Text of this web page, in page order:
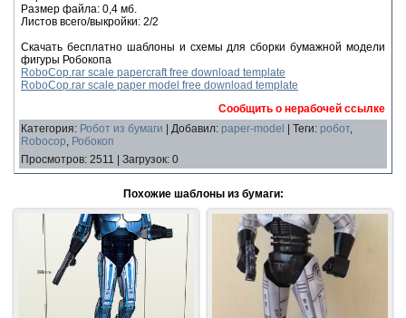
Размер файла: 0,4 мб.
Листов всего/выкройки: 2/2
Скачать бесплатно шаблоны и схемы для сборки бумажной модели
фигуры Робокопа
RoboCop.rar scale papercraft free download template
RoboCop.rar scale paper model free download template
Сообщить о нерабочей ссылке
Категория: Робот из бумаги Добавил: paper-model Теги: робот,
Robocop, Робокоп
Просмотров: 2511 Загрузок: 0
Похожие шаблоны из бумаги: